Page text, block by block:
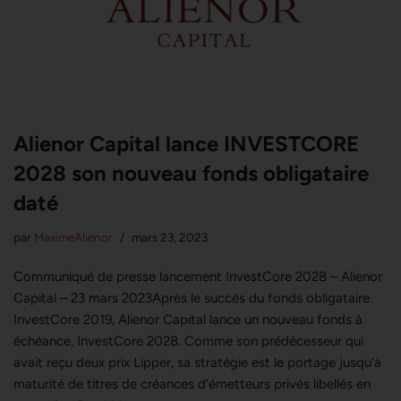
Alienor Capital lance INVESTCORE
2028 son nouveau fonds obligataire
daté
par MaximeAlienor mars 23, 2023
Communiqué de presse lancement InvestCore 2028 – Alienor
Capital – 23 mars 2023Après le succès du fonds obligataire
InvestCore 2019, Alienor Capital lance un nouveau fonds à
échéance, InvestCore 2028. Comme son prédécesseur qui
avait reçu deux prix Lipper, sa stratégie est le portage jusqu’à
maturité de titres de créances d’émetteurs privés libellés en